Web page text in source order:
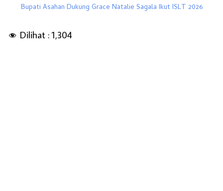
Bupati Asahan Dukung Grace Natalie Sagala Ikut ISLT 2026
Dilihat : 1,304